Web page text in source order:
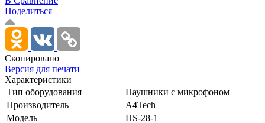
Поделиться
Скопировано
Версия для печати
Характеристики
Тип оборудования
Наушники с микрофоном
Производитель
A4Tech
Модель
HS-28-1